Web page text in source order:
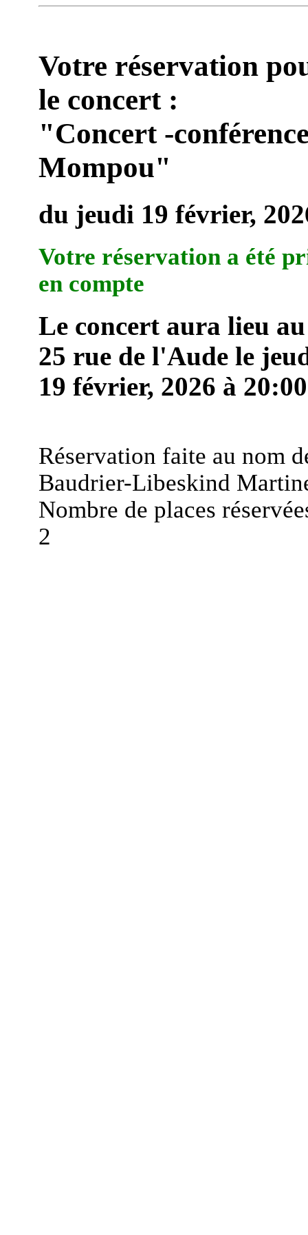
Votre réservation
le concert :
"Concert -
Mompou"
du jeudi 19 février,
Votre réservation a été
en compte
Le concert aura lieu au
25 rue de l'Aude le
19 février, 2026 à
Réservation faite au nom
Baudrier-Libeskind
Nombre de places
2